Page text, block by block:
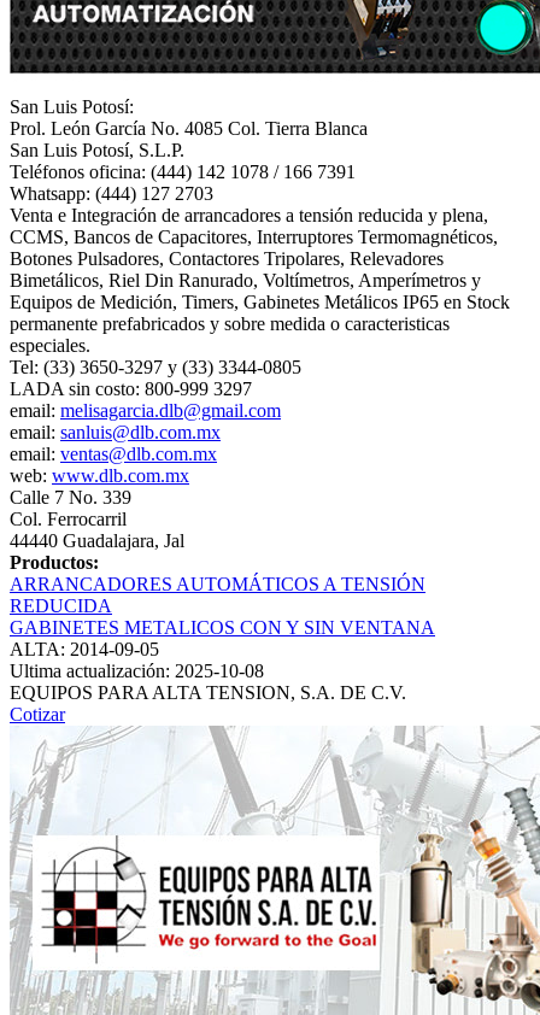
San Luis Potosí:
Prol. León García No. 4085 Col. Tierra Blanca
San Luis Potosí, S.L.P.
Teléfonos oficina: (444) 142 1078 / 166 7391
Whatsapp: (444) 127 2703
Venta e Integración de arrancadores a tensión reducida y plena,
CCMS, Bancos de Capacitores, Interruptores Termomagnéticos,
Botones Pulsadores, Contactores Tripolares, Relevadores
Bimetálicos, Riel Din Ranurado, Voltímetros, Amperímetros y
Equipos de Medición, Timers, Gabinetes Metálicos IP65 en Stock
permanente prefabricados y sobre medida o caracteristicas
especiales.
Tel: (33) 3650-3297 y (33) 3344-0805
LADA sin costo: 800-999 3297
email: melisagarcia.dlb@gmail.com
email: sanluis@dlb.com.mx
email: ventas@dlb.com.mx
web: www.dlb.com.mx
Calle 7 No. 339
Col. Ferrocarril
44440 Guadalajara, Jal
Productos:
ARRANCADORES AUTOMÁTICOS A TENSIÓN
REDUCIDA
GABINETES METALICOS CON Y SIN VENTANA
ALTA: 2014-09-05
Ultima actualización: 2025-10-08
EQUIPOS PARA ALTA TENSION, S.A. DE C.V.
Cotizar